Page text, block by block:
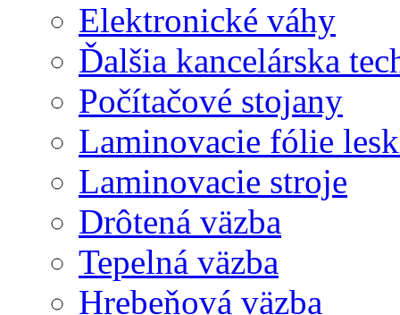
Elektronické váhy
Ďalšia kancelárska
Počítačové stojany
Laminovacie fólie
Laminovacie stroje
Drôtená väzba
Tepelná väzba
Hrebeňová väzba